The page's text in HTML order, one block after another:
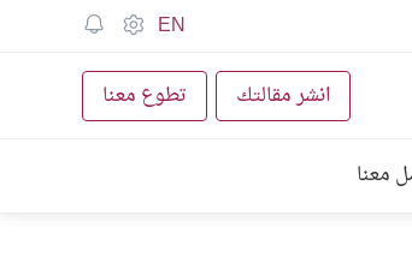
EN
انشر مقالتك تطوع معنا
معنا